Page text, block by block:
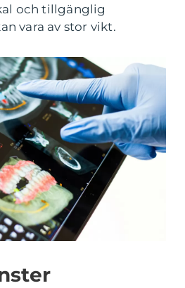
och tillgänglig
vara av stor vikt.